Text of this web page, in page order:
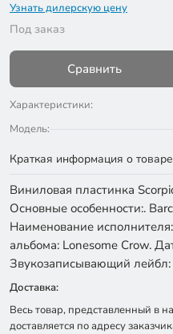
Узнать дилерскую цену
Под заказ
Сравнить
Характеристики:
Модель:
Краткая информация о
Виниловая пластинка
Основные особенности:.
Наименование
альбома: Lonesome Crow.
Звукозаписывающий
Доставка:
Весь товар, представленный в
доставляется по адресу